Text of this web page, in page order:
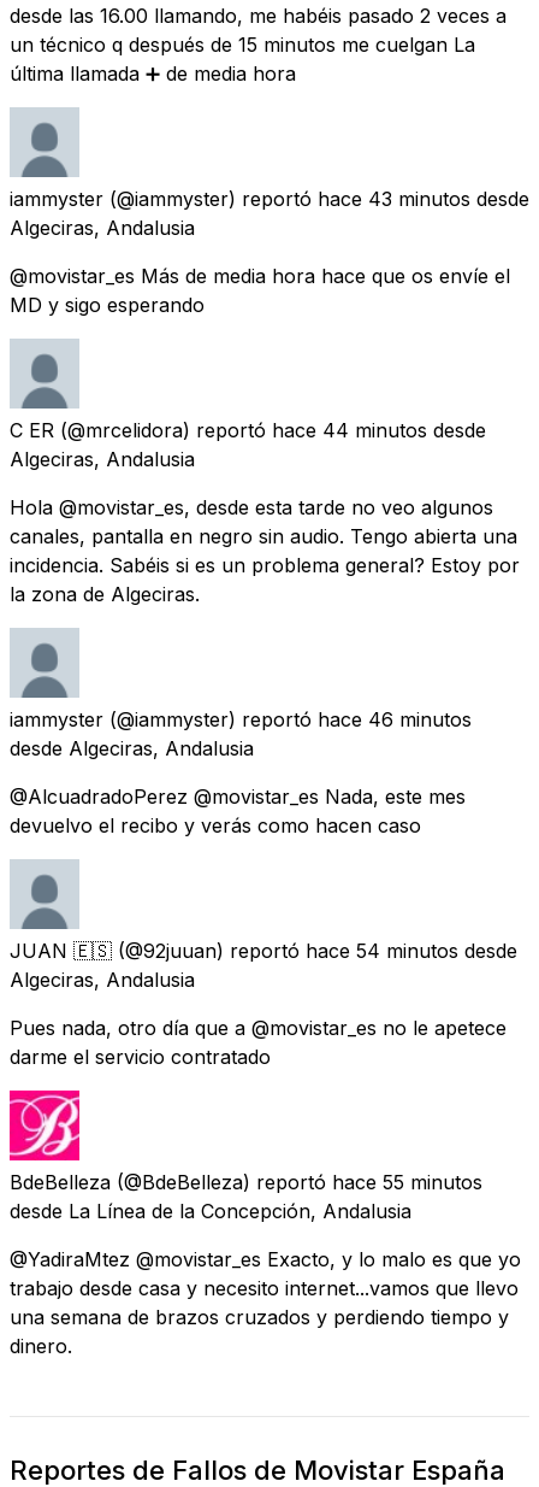
desde las 16.00 llamando, me habéis pasado 2 veces a
un técnico q después de 15 minutos me cuelgan La
última llamada ➕ de media hora
iammyster (@iammyster) reportó hace 43 minutos desde
Algeciras, Andalusia
@movistar_es Más de media hora hace que os envíe el
MD y sigo esperando
C ER (@mrcelidora) reportó hace 44 minutos desde
Algeciras, Andalusia
Hola @movistar_es, desde esta tarde no veo algunos
canales, pantalla en negro sin audio. Tengo abierta una
incidencia. Sabéis si es un problema general? Estoy por
la zona de Algeciras.
iammyster (@iammyster) reportó hace 46 minutos
desde Algeciras, Andalusia
@AlcuadradoPerez @movistar_es Nada, este mes
devuelvo el recibo y verás como hacen caso
JUAN 🇪🇸 (@92juuan) reportó hace 54 minutos desde
Algeciras, Andalusia
Pues nada, otro día que a @movistar_es no le apetece
darme el servicio contratado
BdeBelleza (@BdeBelleza) reportó hace 55 minutos
desde La Línea de la Concepción, Andalusia
@YadiraMtez @movistar_es Exacto, y lo malo es que yo
trabajo desde casa y necesito internet...vamos que llevo
una semana de brazos cruzados y perdiendo tiempo y
dinero.
Reportes de Fallos de Movistar España